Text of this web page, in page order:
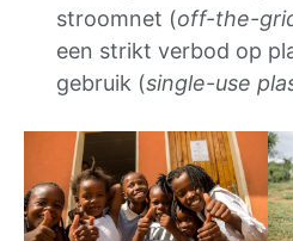
stroomnet (off-the-
een strikt verbod op
gebruik (single-use